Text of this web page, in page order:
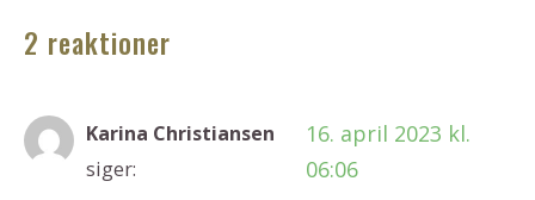
2 reaktioner
Karina Christiansen
siger:
16. april 2023 kl.
06:06